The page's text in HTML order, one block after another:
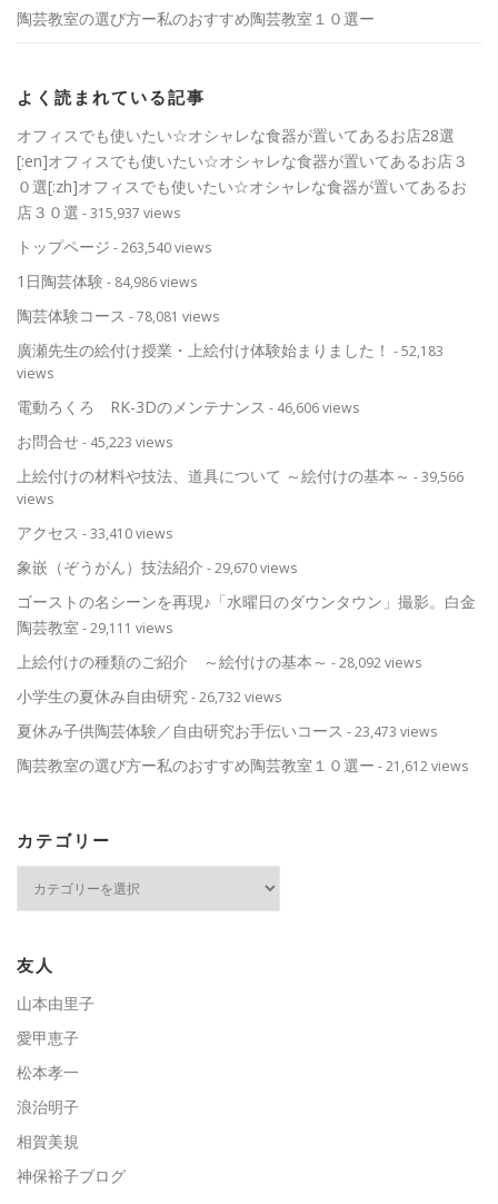
陶芸教室の選び方ー私のおすすめ陶芸教室１０選ー
よく読まれている記事
オフィスでも使いたい☆オシャレな食器が置いてあるお店28選
[:en]オフィスでも使いたい☆オシャレな食器が置いてあるお店３
０選[:zh]オフィスでも使いたい☆オシャレな食器が置いてあるお
店３０選 - 315,937 views
トップページ - 263,540 views
1日陶芸体験 - 84,986 views
陶芸体験コース - 78,081 views
廣瀬先生の絵付け授業・上絵付け体験始まりました！ - 52,183
views
電動ろくろ RK-3Dのメンテナンス - 46,606 views
お問合せ- 45,223 views
上絵付けの材料や技法、道具について ～絵付けの基本～ - 39,566
views
アクセス - 33,410 views
象嵌（ぞうがん）技法紹介 - 29,670 views
ゴーストの名シーンを再現♪「水曜日のダウンタウン」撮影。白金
陶芸教室 - 29,111 views
上絵付けの種類のご紹介 ～絵付けの基本～ - 28,092 views
小学生の夏休み自由研究- 26,732 views
夏休み子供陶芸体験／自由研究お手伝いコース - 23,473 views
陶芸教室の選び方ー私のおすすめ陶芸教室１０選ー - 21,612 views
カテゴリー
ー
友人
山本由里子
愛甲恵子
松本孝一
浪治明子
相賀美規
神保裕子ブログ